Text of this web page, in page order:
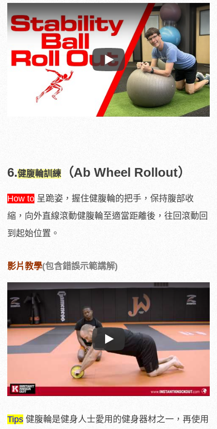
Play
6.健腹輪訓練 （Ab Wheel Rollout）
How to 呈跪姿，握住健腹輪的把手，保持腹部收
縮，向外直線滾動健腹輪至適當距離後，往回滾動回
到起始位置。
影片教學(包含錯誤示範講解)
Play
Tips 健腹輪是健身人士愛用的健身器材之一，再使用